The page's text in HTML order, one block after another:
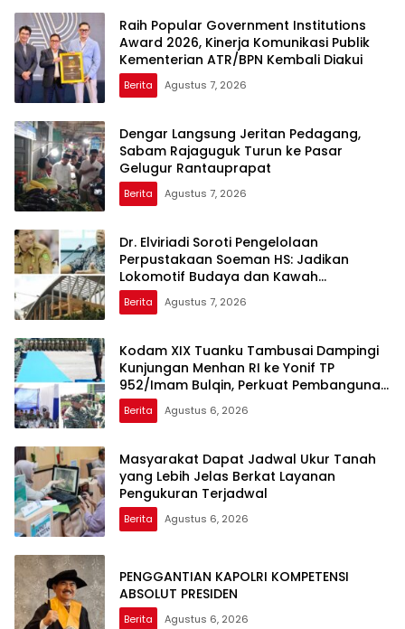
Raih Popular Government Institutions
Award 2026, Kinerja Komunikasi Publik
Kementerian ATR/BPN Kembali Diakui
Berita Agustus 7, 2026
Dengar Langsung Jeritan Pedagang,
Sabam Rajaguguk Turun ke Pasar
Gelugur Rantauprapat
Berita Agustus 7, 2026
Dr. Elviriadi Soroti Pengelolaan
Perpustakaan Soeman HS: Jadikan
Lokomotif Budaya dan Kawah
Candradimuka Intelektual
Berita Agustus 7, 2026
Kodam XIX Tuanku Tambusai Dampingi
Kunjungan Menhan RI ke Yonif TP
952/Imam Bulqin, Perkuat Pembangunan
Satuan
Berita Agustus 6, 2026
Masyarakat Dapat Jadwal Ukur Tanah
yang Lebih Jelas Berkat Layanan
Pengukuran Terjadwal
Berita Agustus 6, 2026
PENGGANTIAN KAPOLRI KOMPETENSI
ABSOLUT PRESIDEN
Berita Agustus 6, 2026